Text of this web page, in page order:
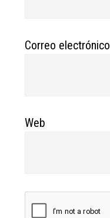
Correo electrónico
Web